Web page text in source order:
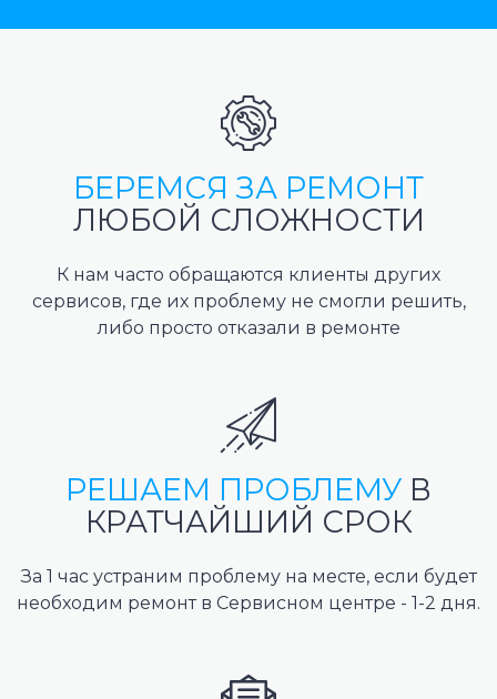
БЕРЕМСЯ ЗА РЕМОНТ
ЛЮБОЙ СЛОЖНОСТИ
К нам часто обращаются клиенты других
сервисов, где их проблему не смогли решить,
либо просто отказали в ремонте
РЕШАЕМ ПРОБЛЕМУ В
КРАТЧАЙШИЙ СРОК
За 1 час устраним проблему на месте, если будет
необходим ремонт в Сервисном центре - 1-2 дня.